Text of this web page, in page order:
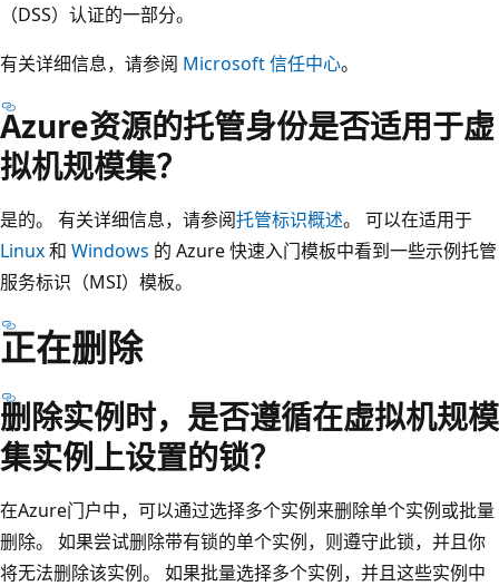
（DSS）认证的一部分。
有关详细信息，请参阅 Microsoft 信任中心。
Azure资源的托管身份是否适用于虚
拟机规模集？
是的。 有关详细信息，请参阅托管标识概述。 可以在适用于
Linux和 Windows 的 Azure 快速入门模板中看到一些示例托管
服务标识（MSI）模板。
正在删除
删除实例时，是否遵循在虚拟机规模
集实例上设置的锁？
在Azure门户中，可以通过选择多个实例来删除单个实例或批量
删除。 如果尝试删除带有锁的单个实例，则遵守此锁，并且你
将无法删除该实例。 如果批量选择多个实例，并且这些实例中